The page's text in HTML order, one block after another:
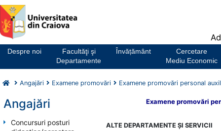
Notă:
Acest
website
un
sistem
accesibilitate.
Despre noi
Facultăţi şi
Departamente
Învățământ
Cercetare
Mediu Economic
Angajări Examene promovări Examene promovări personal
Angajări
Concursuri posturi
Examene promovări
ALTE DEPARTAMENTE ŞI SERVICII